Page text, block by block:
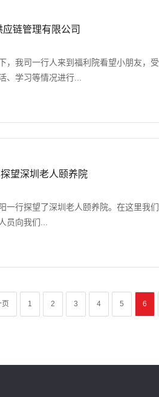
链管理有限公司
，我司一行人来到福利院看望小朋友，
、学习等情况进行...
望深圳老人颐养院
一行探望了深圳老人颐养院。在这里我
员向我们...
页 1 2 3 4 5 6